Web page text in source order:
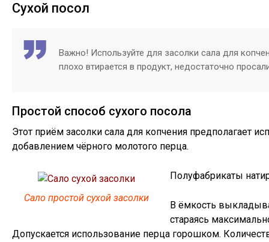
Сухой посол
Важно! Используйте для засолки сала для
плохо втирается в продукт, недостаточно
Простой способ сухого посола
Этот приём засолки сала для копчения предполагает
добавлением чёрного молотого перца.
Сало простой сухой засолки
Полуфабрикаты
В ёмкость
стараясь
Допускается использование перца горошком.